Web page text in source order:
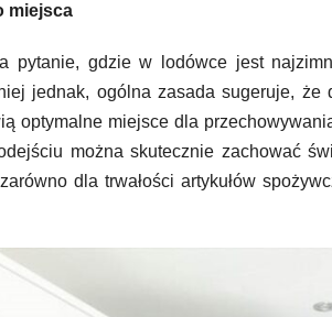
miejsca
pytanie, gdzie w lodówce jest
jednak, ogólna zasada sugeruje, że
optymalne miejsce dla
można skutecznie zachować
dla trwałości artykułów